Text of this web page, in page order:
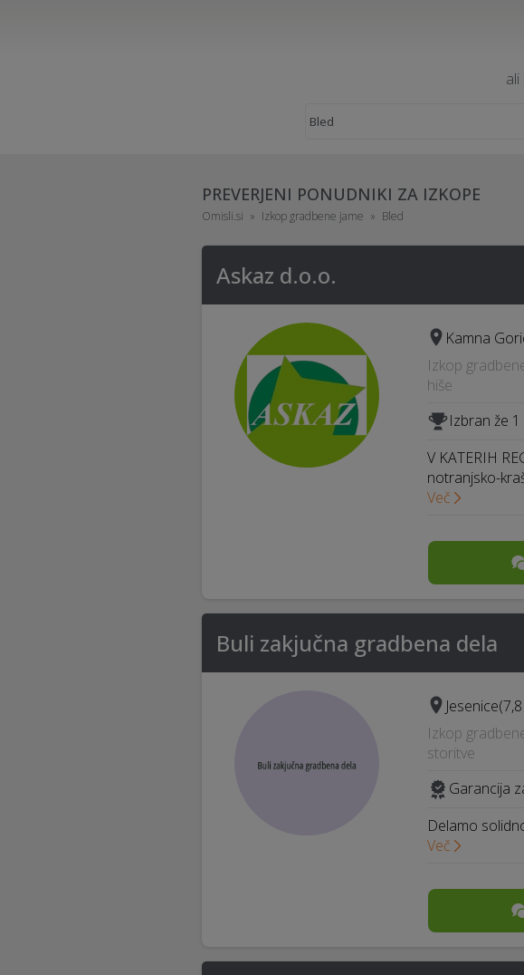
PREVERJENI PONUDNIKI ZA IZKOPE
Omisli.si Izkop gradbene jame Bled
Askaz d.o.o.
Kamna
Izkop
hiše
Izbran že
V KATERIH
notranjsko-
Več
Buli zakjučna gradbena dela
Jesenice
Izkop
storitve
Garancija
Delamo
Več